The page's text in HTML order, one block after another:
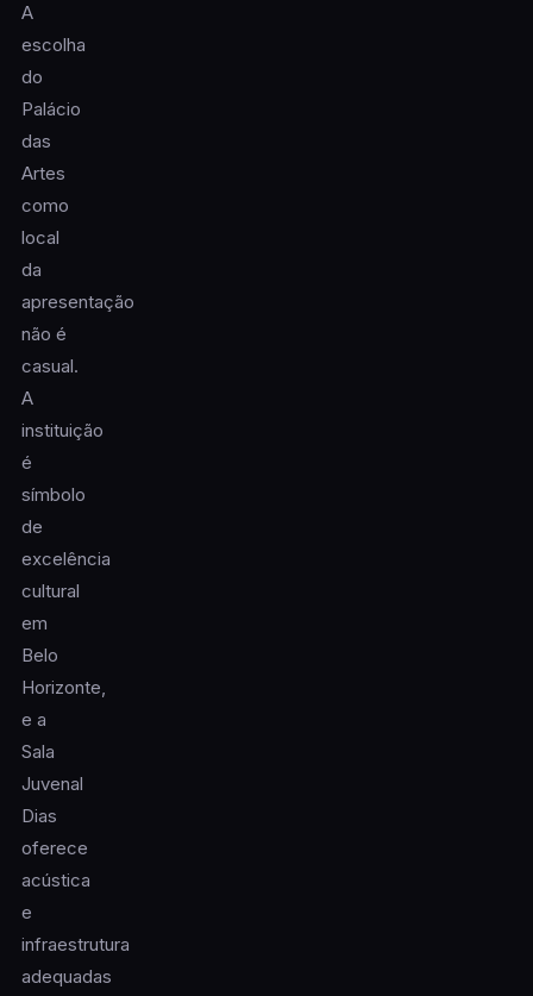
A
escolha
do
Palácio
das
Artes
como
local
da
apresentação
não é
casual.
A
instituição
é
símbolo
de
excelência
cultural
em
Belo
Horizonte,
e a
Sala
Juvenal
Dias
oferece
acústica
e
infraestrutura
adequadas